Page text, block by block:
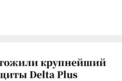
крупнейший
Delta Plus